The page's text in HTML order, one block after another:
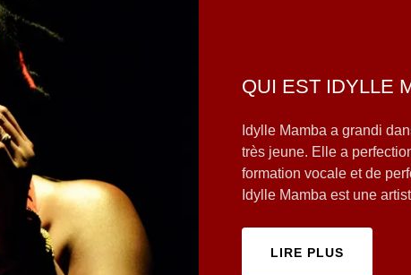
QUI EST IDYLLE
Idylle Mamba a grandi
très jeune. Elle a
formation vocale et de
Idylle Mamba est une
LIRE PLUS